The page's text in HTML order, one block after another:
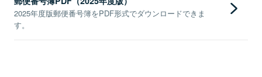
2025年度版郵便番号簿をPDF形式でダウンロードできま
す。